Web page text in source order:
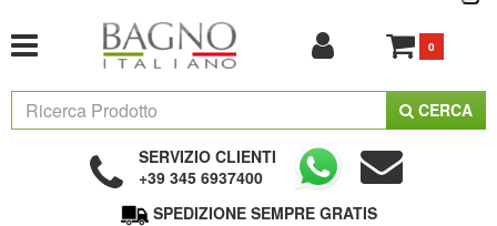
0
CERCA
SERVIZIO CLIENTI
+39 345 6937400
SPEDIZIONE SEMPRE GRATIS